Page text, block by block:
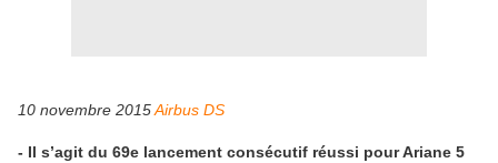
10 novembre 2015Airbus DS
- Il s’agit du 69e lancement consécutif réussi pour Ariane 5